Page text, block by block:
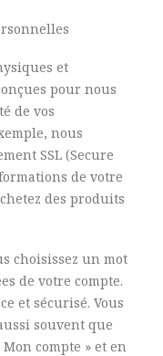
et
pour nous
de vos
nous
SSL (Secure
de votre
des produits
choisissez un mot
de votre compte.
et sécurisé. Vous
souvent que
compte » et en